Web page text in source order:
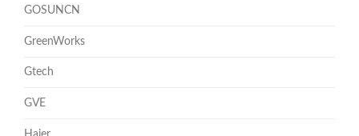
GOSUNCN
GreenWorks
Gtech
GVE